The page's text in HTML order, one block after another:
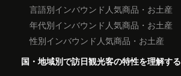
言語別インバウンド人気商品・お土産
年代別インバウンド人気商品・お土産
性別インバウンド人気商品・お土産
国・地域別で訪日観光客の特性を理解する